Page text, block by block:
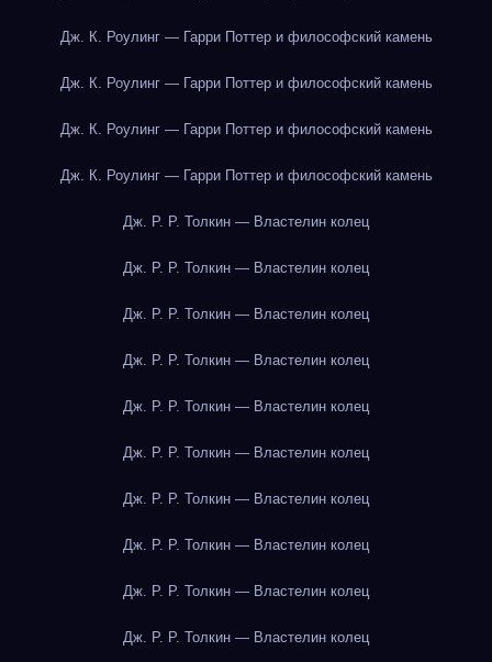
Дж. К. Роулинг — Гарри Поттер и философский камень
Дж. К. Роулинг — Гарри Поттер и философский камень
Дж. К. Роулинг — Гарри Поттер и философский камень
Дж. К. Роулинг — Гарри Поттер и философский камень
Дж. Р. Р. Толкин — Властелин колец
Дж. Р. Р. Толкин — Властелин колец
Дж. Р. Р. Толкин — Властелин колец
Дж. Р. Р. Толкин — Властелин колец
Дж. Р. Р. Толкин — Властелин колец
Дж. Р. Р. Толкин — Властелин колец
Дж. Р. Р. Толкин — Властелин колец
Дж. Р. Р. Толкин — Властелин колец
Дж. Р. Р. Толкин — Властелин колец
Дж. Р. Р. Толкин — Властелин колец